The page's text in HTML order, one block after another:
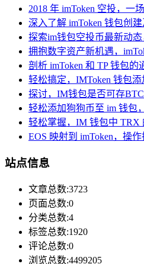
2018 年 imToken 空投，一
深入了解 imToken 钱包创
探索im钱包空投币最新动
拥抱数字资产新机遇，
剖析 imToken 和 TP 钱包的
轻松搞定，IMToken 钱包
探讨，IM钱包是否可存BTC
轻松添加狗狗币至 im 钱包
轻松掌握，IM 钱包中 TRX
EOS 映射到 imToken，操
站点信息
文章总数:3723
页面总数:0
分类总数:4
标签总数:1920
评论总数:0
浏览总数:4499205